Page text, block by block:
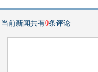
当前新闻共有0条评论